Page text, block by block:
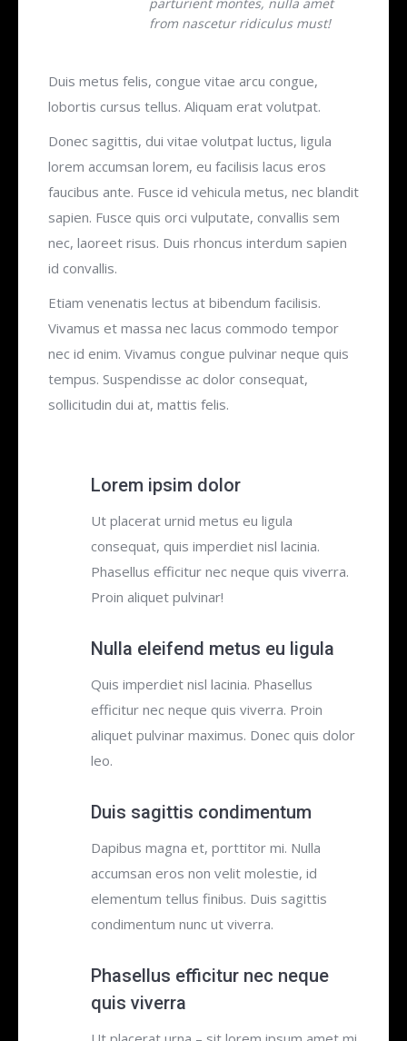
from nascetur ridiculus must!
Duis metus felis, congue vitae arcu congue,
lobortis cursus tellus. Aliquam erat volutpat.
Donec sagittis, dui vitae volutpat luctus, ligula
lorem accumsan lorem, eu facilisis lacus eros
faucibus ante. Fusce id vehicula metus, nec blandit
sapien. Fusce quis orci vulputate, convallis sem
nec, laoreet risus. Duis rhoncus interdum sapien
id convallis.
Etiam venenatis lectus at bibendum facilisis.
Vivamus et massa nec lacus commodo tempor
nec id enim. Vivamus congue pulvinar neque quis
tempus. Suspendisse ac dolor consequat,
sollicitudin dui at, mattis felis.
Lorem ipsim dolor
Ut placerat urnid metus eu ligula
consequat, quis imperdiet nisl lacinia.
Phasellus efficitur nec neque quis viverra.
Proin aliquet pulvinar!
Nulla eleifend metus eu ligula
Quis imperdiet nisl lacinia. Phasellus
efficitur nec neque quis viverra. Proin
aliquet pulvinar maximus. Donec quis dolor
leo.
Duis sagittis condimentum
Dapibus magna et, porttitor mi. Nulla
accumsan eros non velit molestie, id
elementum tellus finibus. Duis sagittis
condimentum nunc ut viverra.
Phasellus efficitur nec neque
quis viverra